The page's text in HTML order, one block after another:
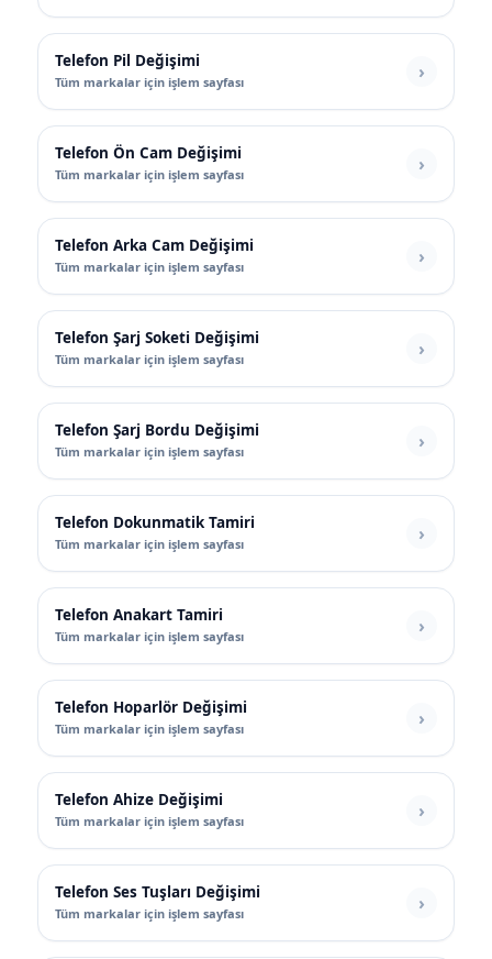
Telefon Pil Değişimi
Tüm markalar için işlem sayfası
Telefon Ön Cam Değişimi
Tüm markalar için işlem sayfası
Telefon Arka Cam Değişimi
Tüm markalar için işlem sayfası
Telefon Şarj Soketi Değişimi
Tüm markalar için işlem sayfası
Telefon Şarj Bordu Değişimi
Tüm markalar için işlem sayfası
Telefon Dokunmatik Tamiri
Tüm markalar için işlem sayfası
Telefon Anakart Tamiri
Tüm markalar için işlem sayfası
Telefon Hoparlör Değişimi
Tüm markalar için işlem sayfası
Telefon Ahize Değişimi
Tüm markalar için işlem sayfası
Telefon Ses Tuşları Değişimi
Tüm markalar için işlem sayfası